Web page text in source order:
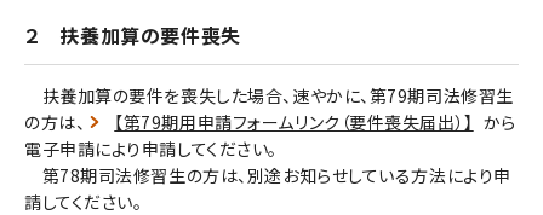
２ 扶養加算の要件喪失
扶養加算の要件を喪失した場合、速やかに、第79期司法修習生
の方は、
【第79期用申請フォームリンク（要件喪失届出）】 から
電子申請により申請してください。
第78期司法修習生の方は、別途お知らせしている方法により申
請してください。